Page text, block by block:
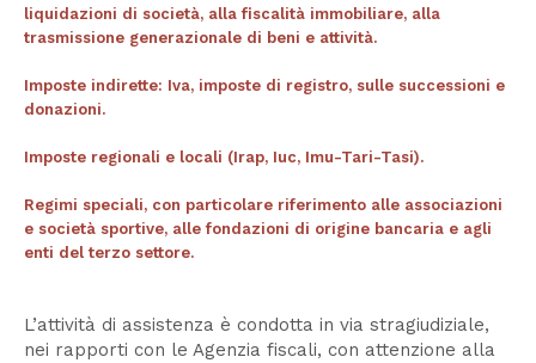
liquidazioni di società, alla fiscalità immobiliare, alla
trasmissione generazionale di beni e attività.
Imposte indirette: Iva, imposte di registro, sulle successioni e
donazioni.
Imposte regionali e locali (Irap, Iuc, Imu-Tari-Tasi).
Regimi speciali, con particolare riferimento alle associazioni
e società sportive, alle fondazioni di origine bancaria e agli
enti del terzo settore.
L’attività di assistenza è condotta in via stragiudiziale,
nei rapporti con le Agenzia fiscali, con attenzione alla